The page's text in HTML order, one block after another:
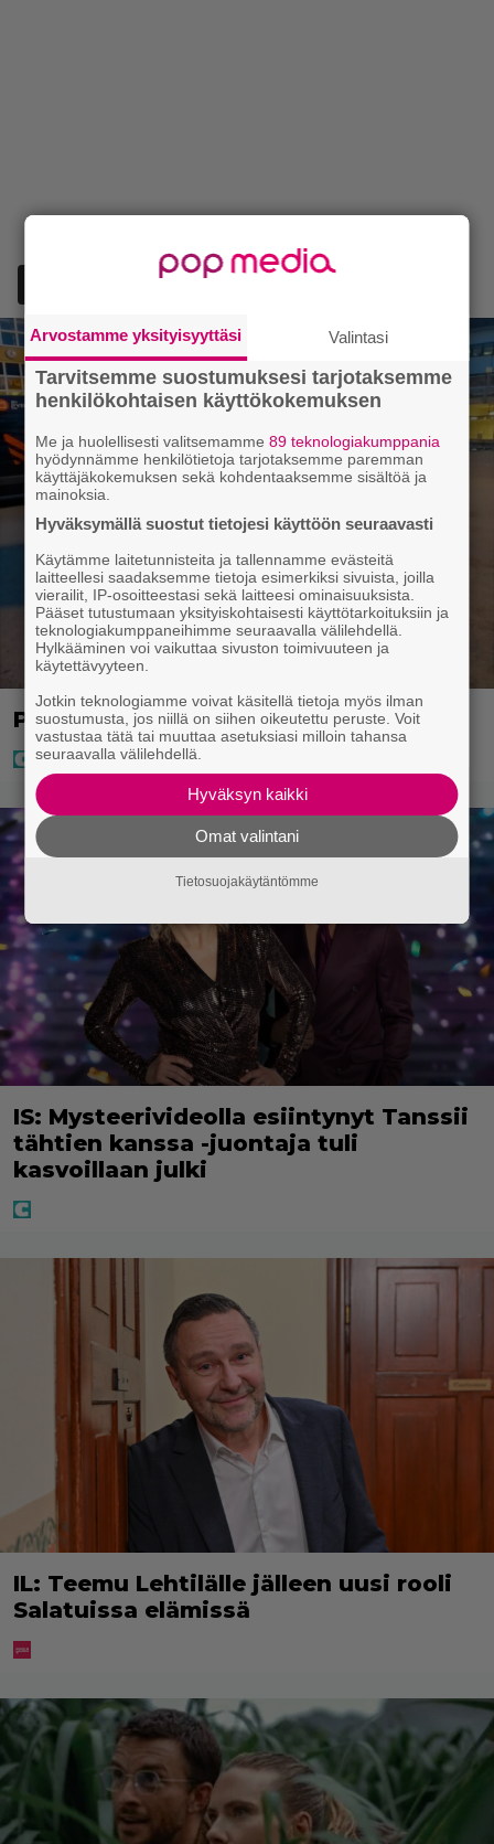
Poliisi teki surullisen löydön Lohjalla
IS: Mysteerivideolla esiintynyt Tanssii
tähtien kanssa -juontaja tuli
kasvoillaan julki
IL: Teemu Lehtilälle jälleen uusi rooli
Salatuissa elämissä
Arvostamme yksityisyyttäsi Valintasi
Tarvitsemme suostumuksesi tarjotaksemme
henkilökohtaisen käyttökokemuksen
Me ja huolellisesti valitsemamme89 teknologiakumppania
hyödynnämme henkilötietoja tarjotaksemme paremman
käyttäjäkokemuksen sekä kohdentaaksemme sisältöä ja
mainoksia.
Hyväksymällä suostut tietojesi käyttöön seuraavasti
Käytämme laitetunnisteita ja tallennamme evästeitä
laitteellesi saadaksemme tietoja esimerkiksi sivuista, joilla
vierailit, IP-osoitteestasi sekä laitteesi ominaisuuksista.
Pääset tutustumaan yksityiskohtaisesti käyttötarkoituksiin ja
teknologiakumppaneihimme seuraavalla välilehdellä.
Hylkääminen voi vaikuttaa sivuston toimivuuteen ja
käytettävyyteen.
Jotkin teknologiamme voivat käsitellä tietoja myös ilman
suostumusta, jos niillä on siihen oikeutettu peruste. Voit
vastustaa tätä tai muuttaa asetuksiasi milloin tahansa
seuraavalla välilehdellä.
Hyväksyn kaikki
Omat valintani
Tietosuojakäytäntömme